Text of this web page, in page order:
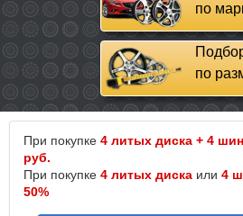
по
по
При покупке 4 литых диска + 4
руб.
При покупке 4 литых диска или 4
50%